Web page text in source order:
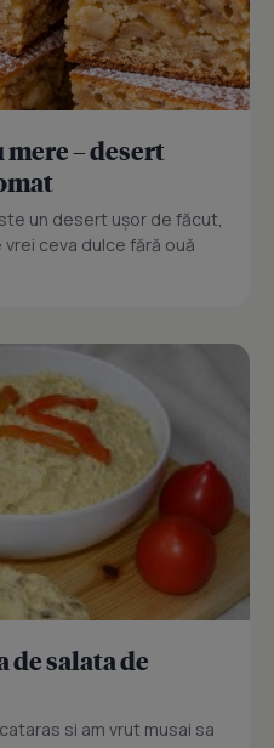
– desert
un desert ușor de făcut,
ceva dulce fără ouă
de salata de
si am vrut musai sa